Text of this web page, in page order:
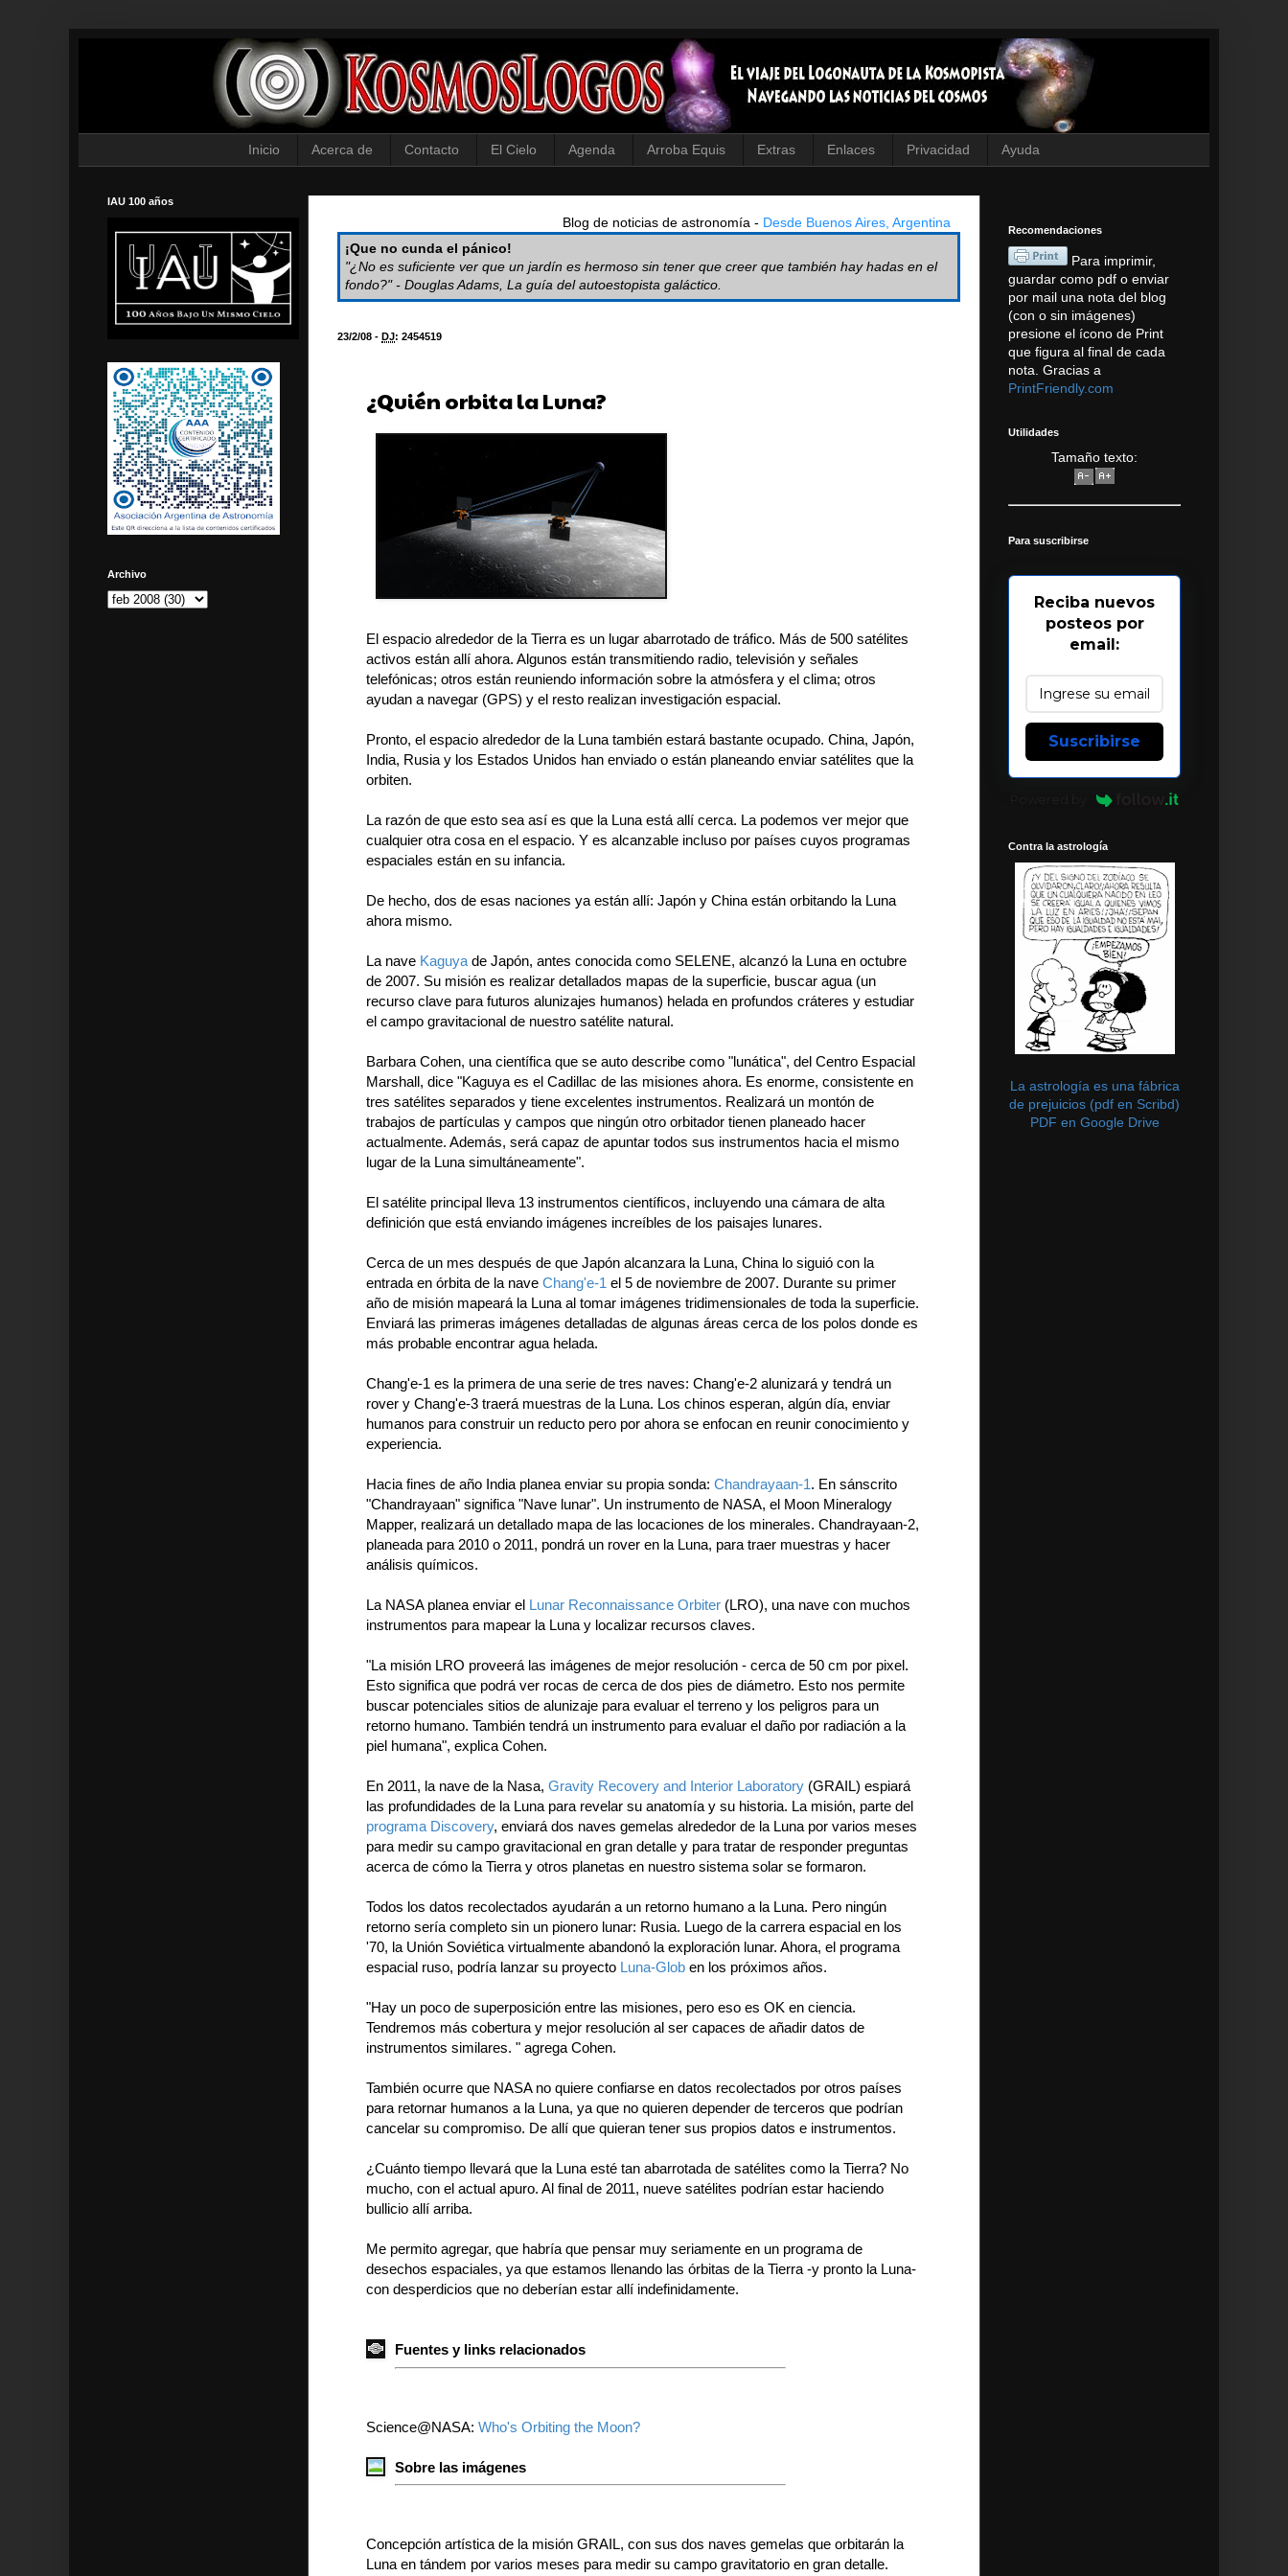
Inicio Acerca de Contacto El Cielo Agenda Arroba Equis Extras Enlaces Privacidad Ayuda
Blog de noticias de astronomía - Desde Buenos Aires, Argentina
¡Que no cunda el pánico!
"¿No es suficiente ver que un jardín es hermoso sin tener que creer que también hay hadas en el
fondo?" - Douglas Adams, La guía del autoestopista galáctico.
23/2/08 - DJ: 2454519
¿Quién orbita la Luna?
El espacio alrededor de la Tierra es un lugar abarrotado de tráfico. Más de 500 satélites
activos están allí ahora. Algunos están transmitiendo radio, televisión y señales
telefónicas; otros están reuniendo información sobre la atmósfera y el clima; otros
ayudan a navegar (GPS) y el resto realizan investigación espacial.
Pronto, el espacio alrededor de la Luna también estará bastante ocupado. China, Japón,
India, Rusia y los Estados Unidos han enviado o están planeando enviar satélites que la
orbiten.
La razón de que esto sea así es que la Luna está allí cerca. La podemos ver mejor que
cualquier otra cosa en el espacio. Y es alcanzable incluso por países cuyos programas
espaciales están en su infancia.
De hecho, dos de esas naciones ya están allí: Japón y China están orbitando la Luna
ahora mismo.
La nave Kaguya de Japón, antes conocida como SELENE, alcanzó la Luna en octubre
de 2007. Su misión es realizar detallados mapas de la superficie, buscar agua (un
recurso clave para futuros alunizajes humanos) helada en profundos cráteres y estudiar
el campo gravitacional de nuestro satélite natural.
Barbara Cohen, una científica que se auto describe como "lunática", del Centro Espacial
Marshall, dice "Kaguya es el Cadillac de las misiones ahora. Es enorme, consistente en
tres satélites separados y tiene excelentes instrumentos. Realizará un montón de
trabajos de partículas y campos que ningún otro orbitador tienen planeado hacer
actualmente. Además, será capaz de apuntar todos sus instrumentos hacia el mismo
lugar de la Luna simultáneamente".
El satélite principal lleva 13 instrumentos científicos, incluyendo una cámara de alta
definición que está enviando imágenes increíbles de los paisajes lunares.
Cerca de un mes después de que Japón alcanzara la Luna, China lo siguió con la
entrada en órbita de la nave Chang'e-1 el 5 de noviembre de 2007. Durante su primer
año de misión mapeará la Luna al tomar imágenes tridimensionales de toda la superficie.
Enviará las primeras imágenes detalladas de algunas áreas cerca de los polos donde es
más probable encontrar agua helada.
Chang'e-1 es la primera de una serie de tres naves: Chang'e-2 alunizará y tendrá un
rover y Chang'e-3 traerá muestras de la Luna. Los chinos esperan, algún día, enviar
humanos para construir un reducto pero por ahora se enfocan en reunir conocimiento y
experiencia.
Hacia fines de año India planea enviar su propia sonda: Chandrayaan-1. En sánscrito
"Chandrayaan" significa "Nave lunar". Un instrumento de NASA, el Moon Mineralogy
Mapper, realizará un detallado mapa de las locaciones de los minerales. Chandrayaan-2,
planeada para 2010 o 2011, pondrá un rover en la Luna, para traer muestras y hacer
análisis químicos.
La NASA planea enviar el Lunar Reconnaissance Orbiter (LRO), una nave con muchos
instrumentos para mapear la Luna y localizar recursos claves.
"La misión LRO proveerá las imágenes de mejor resolución - cerca de 50 cm por pixel.
Esto significa que podrá ver rocas de cerca de dos pies de diámetro. Esto nos permite
buscar potenciales sitios de alunizaje para evaluar el terreno y los peligros para un
retorno humano. También tendrá un instrumento para evaluar el daño por radiación a la
piel humana", explica Cohen.
En 2011, la nave de la Nasa, Gravity Recovery and Interior Laboratory (GRAIL) espiará
las profundidades de la Luna para revelar su anatomía y su historia. La misión, parte del
programa Discovery, enviará dos naves gemelas alrededor de la Luna por varios meses
para medir su campo gravitacional en gran detalle y para tratar de responder preguntas
acerca de cómo la Tierra y otros planetas en nuestro sistema solar se formaron.
Todos los datos recolectados ayudarán a un retorno humano a la Luna. Pero ningún
retorno sería completo sin un pionero lunar: Rusia. Luego de la carrera espacial en los
'70, la Unión Soviética virtualmente abandonó la exploración lunar. Ahora, el programa
espacial ruso, podría lanzar su proyecto Luna-Glob en los próximos años.
"Hay un poco de superposición entre las misiones, pero eso es OK en ciencia.
Tendremos más cobertura y mejor resolución al ser capaces de añadir datos de
instrumentos similares. " agrega Cohen.
También ocurre que NASA no quiere confiarse en datos recolectados por otros países
para retornar humanos a la Luna, ya que no quieren depender de terceros que podrían
cancelar su compromiso. De allí que quieran tener sus propios datos e instrumentos.
¿Cuánto tiempo llevará que la Luna esté tan abarrotada de satélites como la Tierra? No
mucho, con el actual apuro. Al final de 2011, nueve satélites podrían estar haciendo
bullicio allí arriba.
Me permito agregar, que habría que pensar muy seriamente en un programa de
desechos espaciales, ya que estamos llenando las órbitas de la Tierra -y pronto la Luna-
con desperdicios que no deberían estar allí indefinidamente.
Fuentes y links relacionados
Science@NASA: Who's Orbiting the Moon?
Sobre las imágenes
Concepción artística de la misión GRAIL, con sus dos naves gemelas que orbitarán la
Luna en tándem por varios meses para medir su campo gravitatorio en gran detalle.
IAU 100 años
Archivo
Recomendaciones
Para imprimir,
guardar como pdf o enviar
por mail una nota del blog
(con o sin imágenes)
presione el ícono de Print
que figura al final de cada
nota. Gracias a
PrintFriendly.com
Utilidades
Tamaño texto:
Para suscribirse
Reciba nuevos
posteos por
email:
Suscribirse
Contra la astrología
La astrología es una fábrica
de prejuicios (pdf en Scribd)
PDF en Google Drive